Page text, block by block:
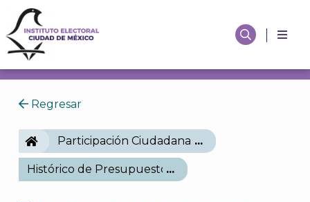
Regresar
IECMParticipación Ciudadana
Histórico de Presupuesto Participativo en Pueblos